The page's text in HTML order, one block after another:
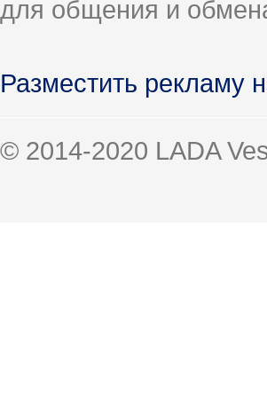
для общения и
Разместить рекламу
© 2014-2020 LADA